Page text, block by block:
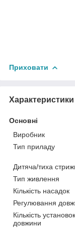
Приховати
Характеристики
Основні
Виробник
Тип приладу
Дитяча/тиха
Тип живлення
Кількість насадок
Регулювання
Кількість установок
довжини